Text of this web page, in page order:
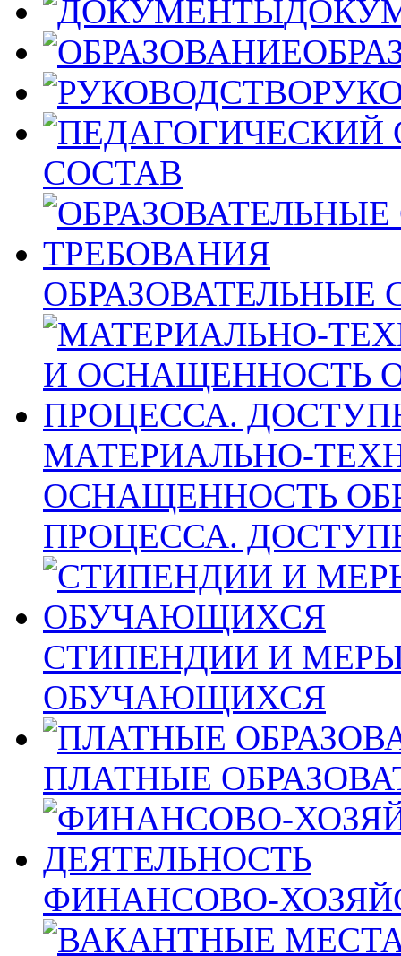
СОСТАВ
ОБРАЗОВАТЕЛЬНЫЕ
МАТЕРИАЛЬНО-
ОСНАЩЕННОСТЬ
ПРОЦЕССА.
СТИПЕНДИИ И
ОБУЧАЮЩИХСЯ
ПЛАТНЫЕ
ФИНАНСОВО-